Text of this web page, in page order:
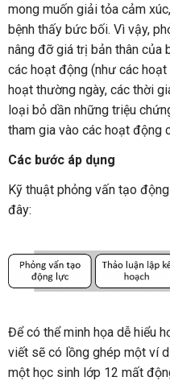
mong muốn giải tỏa cảm
bệnh thấy bức bối. Vì vậy,
nâng đỡ giá trị bản thân của
các hoạt động (như các
hoạt thường ngày, các thời
loại bỏ dần những triệu
tham gia vào các hoạt động
Các bước áp dụng
Kỹ thuật phỏng vấn tạo
đây:
Để có thể minh họa dễ hiểu
viết sẽ có lồng ghép một ví
một học sinh lớp 12 mất